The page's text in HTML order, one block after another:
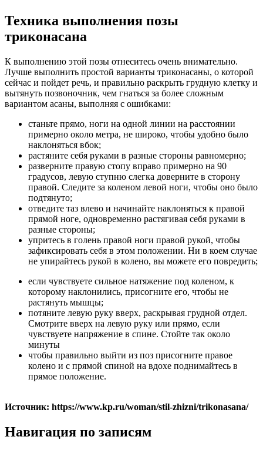
Техника выполнения позы
триконасана
К выполнению этой позы отнеситесь очень внимательно.
Лучше выполнить простой варианты триконасаны, о которой
сейчас и пойдет речь, и правильно раскрыть грудную клетку и
вытянуть позвоночник, чем гнаться за более сложным
вариантом асаны, выполняя с ошибками:
станьте прямо, ноги на одной линии на расстоянии
примерно около метра, не широко, чтобы удобно было
наклоняться вбок;
растяните себя руками в разные стороны равномерно;
разверните правую стопу вправо примерно на 90
градусов, левую ступню слегка доверните в сторону
правой. Следите за коленом левой ноги, чтобы оно было
подтянуто;
отведите таз влево и начинайте наклоняться к правой
прямой ноге, одновременно растягивая себя руками в
разные стороны;
упритесь в голень правой ноги правой рукой, чтобы
зафиксировать себя в этом положении. Ни в коем случае
не упирайтесь рукой в колено, вы можете его повредить;
если чувствуете сильное натяжение под коленом, к
которому наклонились, присогните его, чтобы не
растянуть мышцы;
потяните левую руку вверх, раскрывая грудной отдел.
Смотрите вверх на левую руку или прямо, если
чувствуете напряжение в спине. Стойте так около
минуты
чтобы правильно выйти из поз присогните правое
колено и с прямой спиной на вдохе поднимайтесь в
прямое положение.
Источник: https://www.kp.ru/woman/stil-zhizni/trikonasana/
Навигация по записям